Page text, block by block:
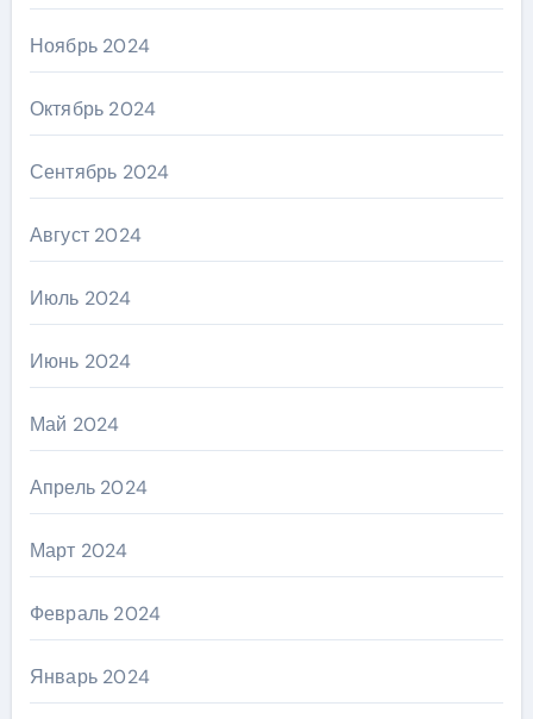
Ноябрь 2024
Октябрь 2024
Сентябрь 2024
Август 2024
Июль 2024
Июнь 2024
Май 2024
Апрель 2024
Март 2024
Февраль 2024
Январь 2024